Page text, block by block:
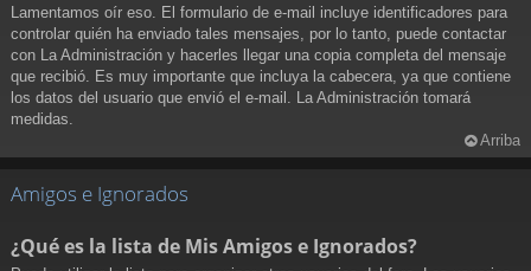
Lamentamos oír eso. El formulario de e-mail incluye identificadores para
controlar quién ha enviado tales mensajes, por lo tanto, puede contactar
con La Administración y hacerles llegar una copia completa del mensaje
que recibió. Es muy importante que incluya la cabecera, ya que contiene
los datos del usuario que envió el e-mail. La Administración tomará
medidas.
Arriba
Amigos e Ignorados
¿Qué es la lista de Mis Amigos e Ignorados?